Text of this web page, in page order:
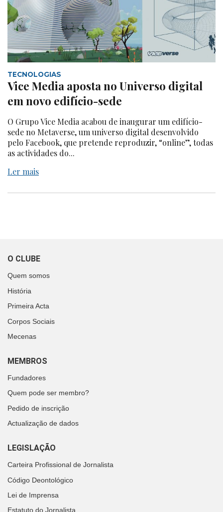
TECNOLOGIAS
Vice Media aposta no Universo digital
em novo edifício-sede
O Grupo Vice Media acabou de inaugurar um edifício-
sede no Metaverse, um universo digital desenvolvido
pelo Facebook, que pretende reproduzir, “online”, todas
as actividades do...
Ler mais
O CLUBE
Quem somos
História
Primeira Acta
Corpos Sociais
Mecenas
MEMBROS
Fundadores
Quem pode ser membro?
Pedido de inscrição
Actualização de dados
LEGISLAÇÃO
Carteira Profissional de Jornalista
Código Deontológico
Lei de Imprensa
Estatuto do Jornalista